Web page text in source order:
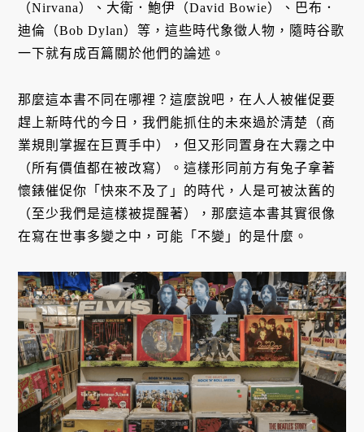
（Nirvana）、大衛．鮑伊（David Bowie）、巴布．
迪倫（Bob Dylan）等，這些時代象徵人物，隨時谷歌
一下就有成百篇關於他們的論述。
那麼這本書不同在哪裡？這麼說吧，在人人被催促要
趕上新時代的今日，我們能抓住的未來過於清楚（商
業規則掌握在巨賈手中），但又形同置身在大霧之中
（所有價值都在被改寫）。這樣形同前方有兔子拿著
懷錶催促你「快來不及了」的時代，人是可被汰舊的
（至少我們是這樣被提醒著），那麼這本書其實很像
在寫在世事多變之中，可能「不變」的是什麼。